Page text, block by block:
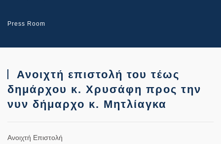
Press Room
Ανοιχτή επιστολή του τέως
δημάρχου κ. Χρυσάφη προς την
νυν δήμαρχο κ. Μητλίαγκα
Ανοιχτή Επιστολή